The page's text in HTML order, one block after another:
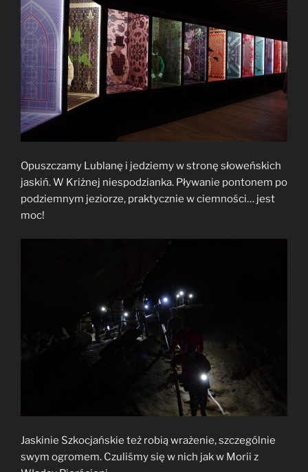
Opuszczamy Lublanę i jedziemy w stronę słoweńskich
jaskiń. W Kriżnej niespodzianka. Pływanie pontonem po
podziemnym jeziorze, praktycznie w ciemności… jest
moc!
Jaskinie Szkocjańskie też robią wrażenie, szczególnie
swym ogromem. Czuliśmy się w nich jak w Morii z